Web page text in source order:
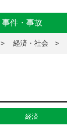
事件・事故
経済・社会
経済